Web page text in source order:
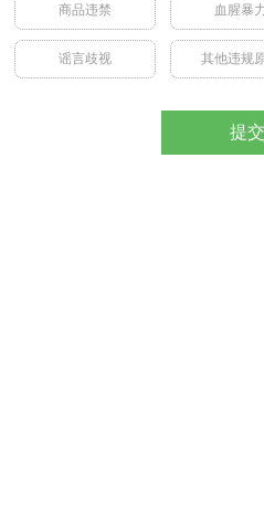
商品违禁 血腥暴力
谣言歧视 其他违规
提交